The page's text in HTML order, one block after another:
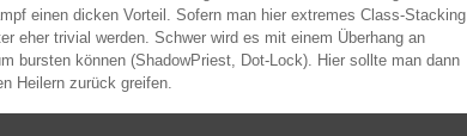
einen dicken Vorteil. Sofern man hier extremes Class-Stacking
eher trivial werden. Schwer wird es mit einem Überhang an
bursten können (ShadowPriest, Dot-Lock). Hier sollte man dann
Heilern zurück greifen.